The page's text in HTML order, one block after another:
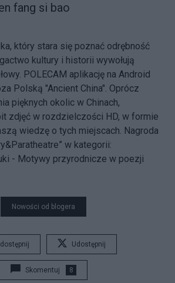
fang si bao
który stara się poznać odrębność
kultury i historii wywołują
POLECAM aplikację na Android
Polską "Ancient China". Oprócz
pięknych okolic w Chinach,
zdjęć w rozdzielczości HD, w formie
wiedzę o tych miejscach. Nagroda
w kategorii:
- Motywy przyrodnicze w poezji
Nowości od blogera
Udostępnij
Skomentuj 8